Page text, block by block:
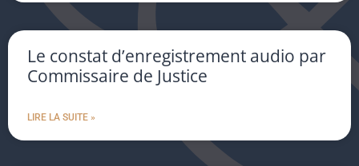
Le constat d’enregistrement audio par
Commissaire de Justice
LIRE LA SUITE »